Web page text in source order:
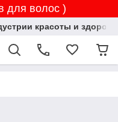
для волос )
красоты и